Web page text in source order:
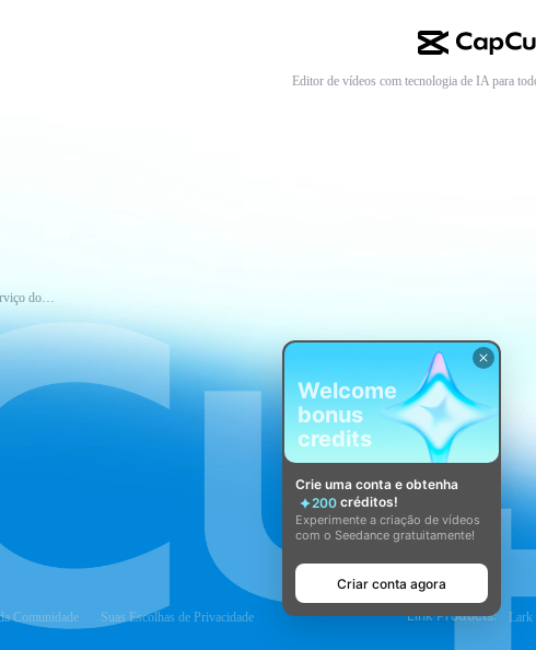
Sobre os Termos de Serviço do CapCut
Editor de vídeos com tecnologia de IA para
Comunidade Suas Escolhas de Privacidade Link Products: Lark
Welcome
bonus
credits
Crie uma conta e obtenha
200 créditos!
Experimente a criação de vídeos
com o Seedance gratuitamente!
Criar conta agora